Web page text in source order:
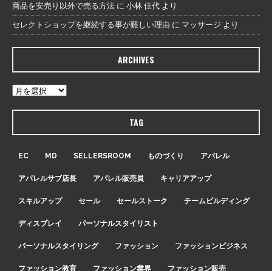
商品を安売り以外で売る方法 に 小林 佳代 より
セレクトショップを継続する事が難しい理由 に マッサージ より
ARCHIVES
TAG
EC MD SELLERSROOM ものづくり アパレル
アパレルサブ店長 アパレル販売員 キャリアアップ
スキルアップ セール セールストーク チームビルディング
ディスプレイ パーソナルスタイリスト
パーソナルスタイリング ファッション ファッションビジネス
ファッション教育 ファッション業界 ファッション販売